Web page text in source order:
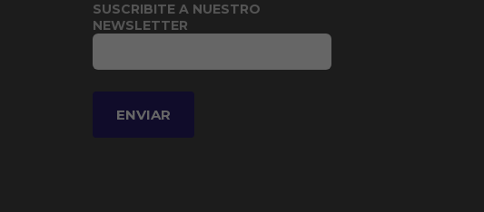
SUSCRIBITE A NUESTRO
NEWSLETTER